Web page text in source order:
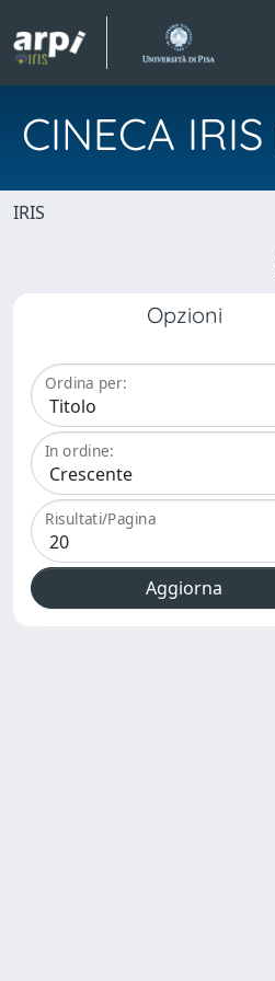
CINECA IRIS
IRIS
Opzioni
Ordina per:
In ordine:
Risultati/Pagina